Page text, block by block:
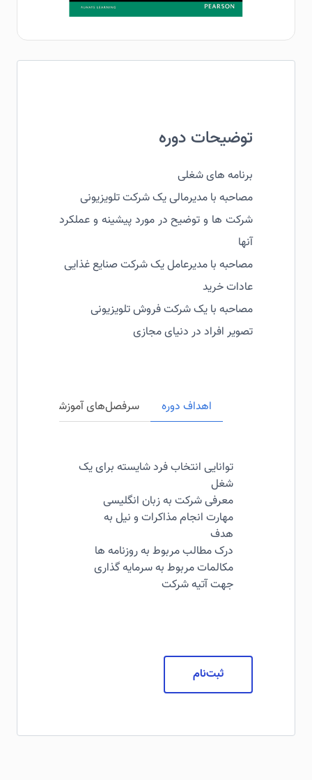
توضیحات دوره
برنامه های شغلی
مصاحبه با مدیرمالی یک شرکت تلویزیونی
شرکت ها و توضیح در مورد پیشینه و عملکرد
آنها
مصاحبه با مدیرعامل یک شرکت صنایع غذایی
عادات خرید
مصاحبه با یک شرکت فروش تلویزیونی
تصویر افراد در دنیای مجازی
اهداف دوره سرفصل‌های آموزشی
توانایی انتخاب فرد شایسته برای یک
شغل
معرفی شرکت به زبان انگلیسی
مهارت انجام مذاکرات و نیل به
هدف
درک مطالب مربوط به روزنامه ها
مکالمات مربوط به سرمایه گذاری
جهت آتیه شرکت
ثبت‌نام